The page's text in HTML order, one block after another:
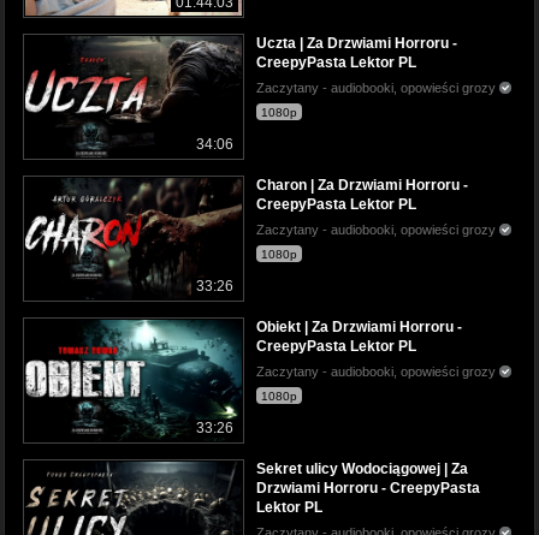
34:06
Uczta | Za Drzwiami Horroru -
CreepyPasta Lektor PL
Zaczytany - audiobooki, opowieści grozy
1080p
33:26
Charon | Za Drzwiami Horroru -
CreepyPasta Lektor PL
Zaczytany - audiobooki, opowieści grozy
1080p
33:26
Obiekt | Za Drzwiami Horroru -
CreepyPasta Lektor PL
Zaczytany - audiobooki, opowieści grozy
1080p
Sekret ulicy Wodociągowej | Za
Drzwiami Horroru - CreepyPasta
Lektor PL